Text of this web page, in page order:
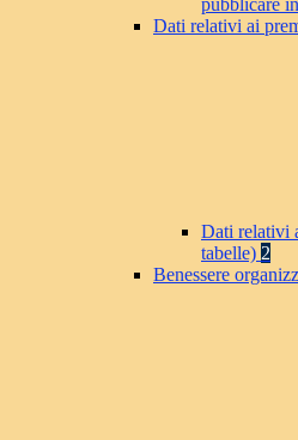
pubblicare
Dati relativi ai
Dati relativi
tabelle) 2
Benessere